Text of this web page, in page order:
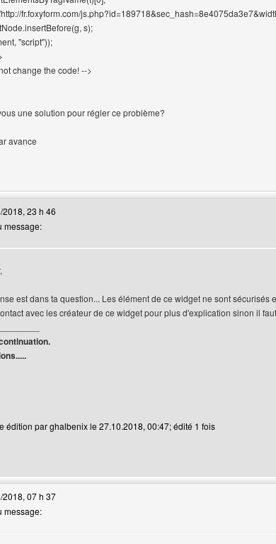
fr.foxyform.com/
s);
"script"));
change the code! -->
une solution pour régler ce problème?
avance
le site web de l'utilisateur: drago-france
2018, 23 h 46
message:
est dans ta question... Les élément de ce widget ne sont sécurisés
avec les créateur de ce widget pour plus d'explication sinon il
édition par ghalbenix le 27.10.2018, 00:47; édité 1 fois
le site web de l'utilisateur: ghalbenix
2018, 07 h 37
message: